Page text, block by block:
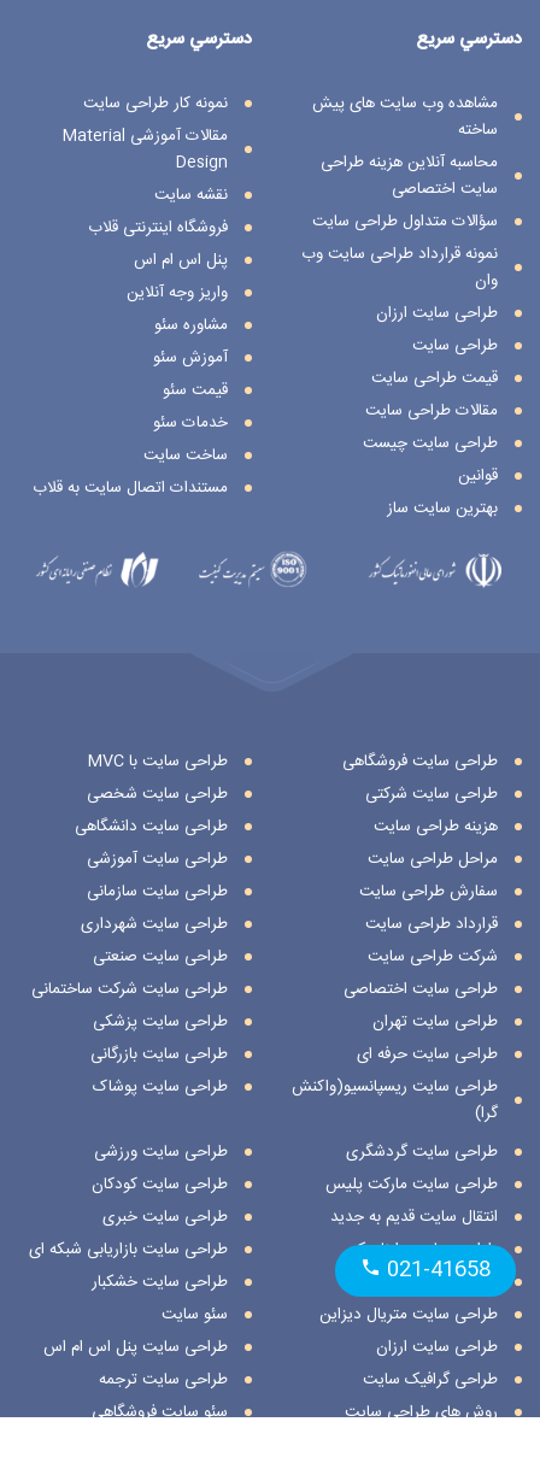
دسترسي سريع
نمونه کار طراحی سایت
مقالات آموزشی Material
Design
نقشه سایت
فروشگاه اینترنتی قلاب
پنل اس ام اس
واریز وجه آنلاین
مشاوره سئو
آموزش سئو
قیمت سئو
خدمات سئو
ساخت سایت
مستندات اتصال سایت به قلاب
دسترسي سريع
مشاهده وب سایت های پیش
ساخته
محاسبه آنلاین هزینه طراحی
سایت اختصاصی
سؤالات متداول طراحی سایت
نمونه قرارداد طراحی سایت وب
وان
طراحی سایت ارزان
طراحی سایت
قیمت طراحی سایت
مقالات طراحی سایت
طراحی سایت چیست
قوانین
بهترین سایت ساز
طراحی سایت فروشگاهی
طراحی سایت شرکتی
هزینه طراحی سایت
مراحل طراحی سایت
سفارش طراحی سایت
قرارداد طراحی سایت
شرکت طراحی سایت
طراحی سایت اختصاصی
طراحی سایت تهران
طراحی سایت حرفه ای
طراحی سایت ریسپانسیو(واکنش
گرا)
طراحی سایت با MVC
طراحی سایت شخصی
طراحی سایت دانشگاهی
طراحی سایت آموزشی
طراحی سایت سازمانی
طراحی سایت شهرداری
طراحی سایت صنعتی
طراحی سایت شرکت ساختمانی
طراحی سایت پزشکی
طراحی سایت بازرگانی
طراحی سایت پوشاک
طراحی سایت گردشگری
طراحی سایت مارکت پلیس
انتقال سایت قدیم به جدید
طراحی سایت داینامیک
طراحی سایت استاتیک
طراحی سایت متریال دیزاین
طراحی سایت ارزان
طراحی گرافیک سایت
روش های طراحی سایت
طراحی سایت ورزشی
طراحی سایت کودکان
طراحی سایت خبری
طراحی سایت بازاریابی شبکه ای
طراحی سایت خشکبار
سئو سایت
طراحی سایت پنل اس ام اس
طراحی سایت ترجمه
سئو سایت فروشگاهی
021-41658